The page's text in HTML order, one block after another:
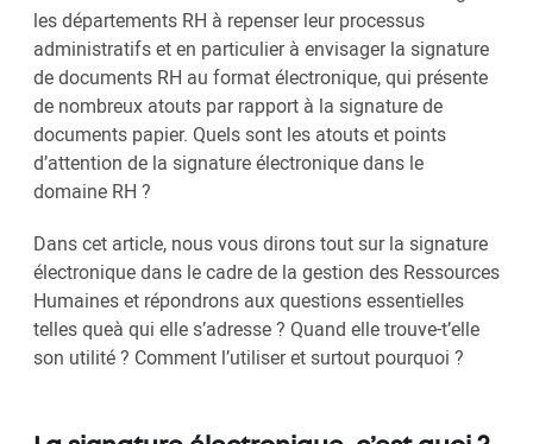
les départements RH à repenser leur processus
administratifs et en particulier à envisager la signature
de documents RH au format électronique, qui présente
de nombreux atouts par rapport à la signature de
documents papier. Quels sont les atouts et points
d’attention de la signature électronique dans le
domaine RH ?
Dans cet article, nous vous dirons tout sur la signature
électronique dans le cadre de la gestion des Ressources
Humaines et répondrons aux questions essentielles
telles queà qui elle s’adresse ? Quand elle trouve-t’elle
son utilité ? Comment l’utiliser et surtout pourquoi ?